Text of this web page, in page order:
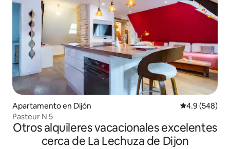
Apartamento en Dijón Calificación
4.9 (548)
Pasteur N 5
Otros alquileres vacacionales excelentes
cerca de La Lechuza de Dijon